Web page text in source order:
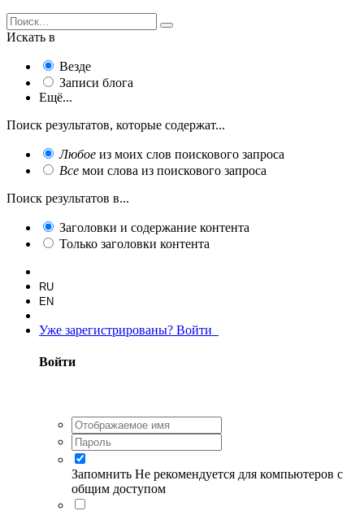
Искать в
Везде
Записи блога
Ещё...
Поиск результатов, которые содержат...
Любое из моих слов поискового запроса
Все мои слова из поискового запроса
Поиск результатов в...
Заголовки и содержание контента
Только заголовки контента
RU
EN
Уже зарегистрированы? Войти
Войти
Запомнить Не рекомендуется для компьютеров с
общим доступом